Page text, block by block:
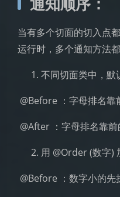
当有多个切面的切入点
运行时，多个通知方法
不同切面类中，默
@Before ：字母排名
@After ：字母排名靠
用 @Order (数字)
@Before ：数字小的先